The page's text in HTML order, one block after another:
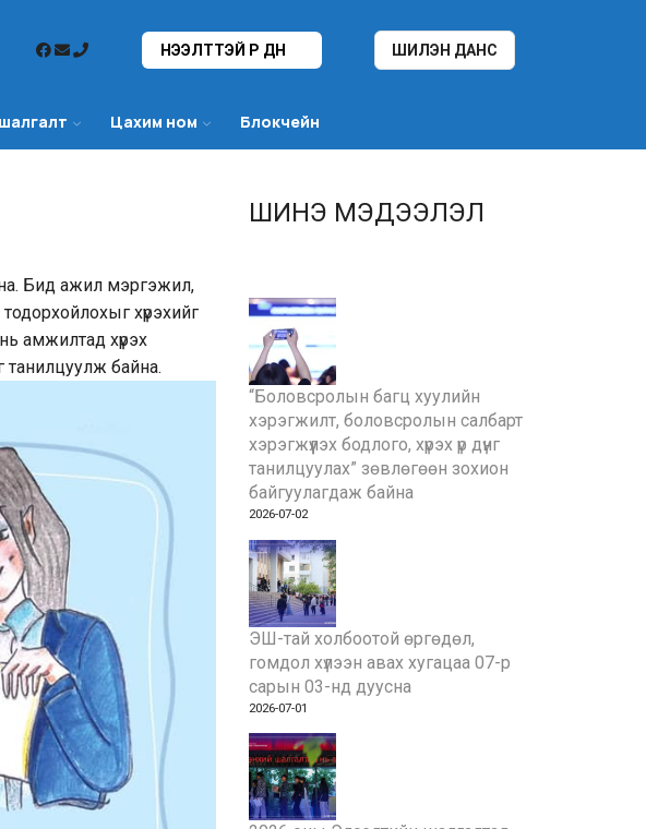
НЭЭЛТТЭЙ ҮР ДҮН ШИЛЭН ДАНС
Цахим ном Блокчейн
Бид ажил мэргэжил,
хүрэхийг
амжилтад хүрэх
байна.
ШИНЭ МЭДЭЭЛЭЛ
“Боловсролын багц хуулийн
хэрэгжилт, боловсролын салбарт
хэрэгжүүлэх бодлого, хүрэх үр дүнг
танилцуулах” зөвлөгөөн зохион
байгуулагдаж байна
2026-07-02
ЭШ-тай холбоотой өргөдөл,
гомдол хүлээн авах хугацаа 07-р
сарын 03-нд дуусна
2026-07-01